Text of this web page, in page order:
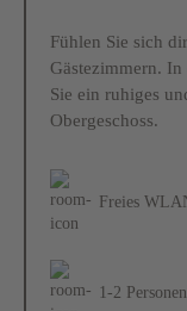
Fühlen Sie sich
Gästezimmern.
Sie ein ruhiges
Obergeschoss.
Freies
1-2 Personen